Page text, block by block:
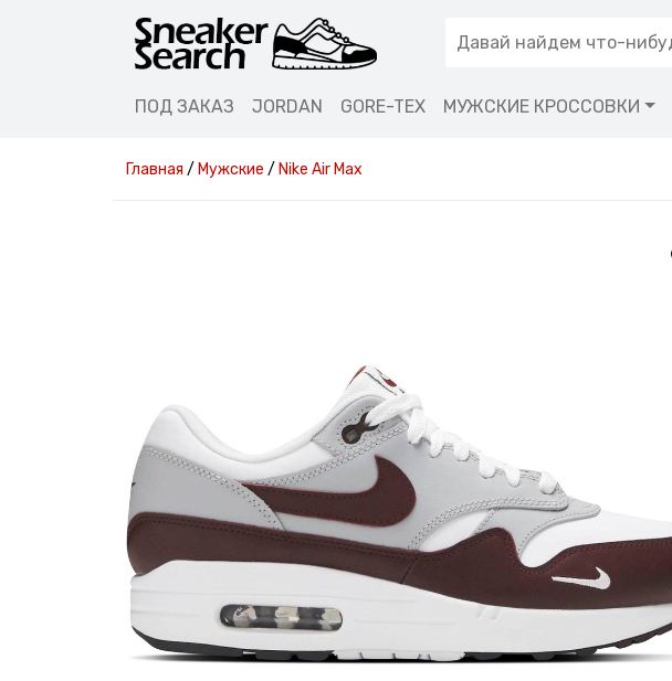
ПОД ЗАКАЗ JORDAN GORE-TEX МУЖСКИЕ КРОССОВКИ
Главная / Мужские / Nike Air Max